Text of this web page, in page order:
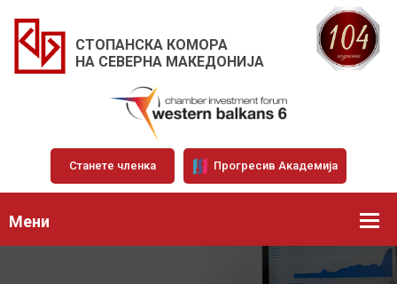
СТОПАНСКА КОМОРА
НА СЕВЕРНА МАКЕДОНИЈА
Станете членка Прогресив Академија
Мени